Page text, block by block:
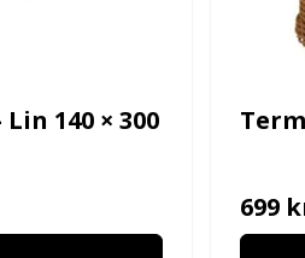
140 × 300
699